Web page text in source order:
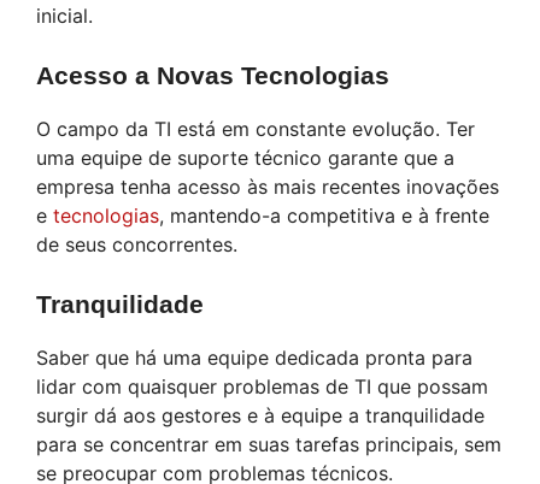
inicial.
Acesso a Novas Tecnologias
O campo da TI está em constante evolução. Ter
uma equipe de suporte técnico garante que a
empresa tenha acesso às mais recentes inovações
e tecnologias, mantendo-a competitiva e à frente
de seus concorrentes.
Tranquilidade
Saber que há uma equipe dedicada pronta para
lidar com quaisquer problemas de TI que possam
surgir dá aos gestores e à equipe a tranquilidade
para se concentrar em suas tarefas principais, sem
se preocupar com problemas técnicos.